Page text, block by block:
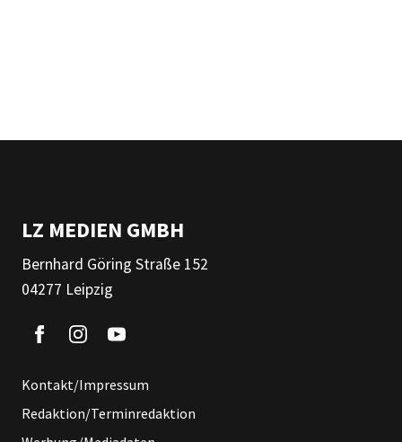
LZ MEDIEN GMBH
Bernhard Göring Straße 152
04277 Leipzig
Kontakt/Impressum
Redaktion/Terminredaktion